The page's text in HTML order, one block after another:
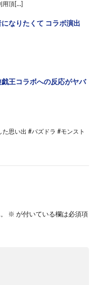
用頂[…]
になりたくて コラボ演出
王コラボへの反応がヤバ
思い出 #パズドラ #モンスト
※ が付いている欄は必須項